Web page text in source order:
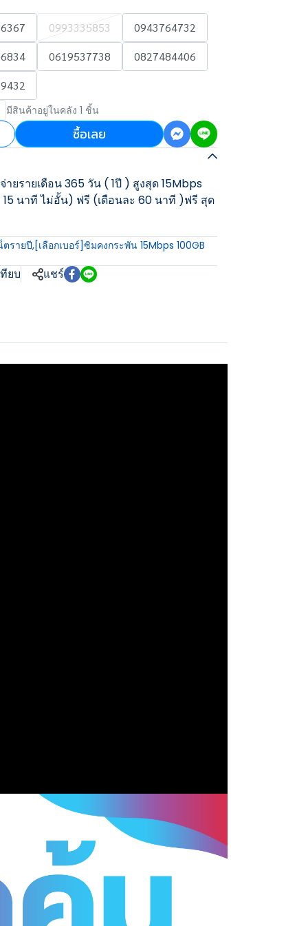
0993335853
0943764732
0619537738
0827484406
มีสินค้าอยู่ในคลัง 1 ชิ้น
ซื้อเลย
ยรายเดือน 365 วัน ( 1ปี ) สูงสุด 15Mbps
นาที ไม่อั้น) ฟรี (เดือนละ 60 นาที )ฟรี สุด
ตรายปี,[เลือกเบอร์]ซิมคงกระพัน 15Mbps 100GB
ยบ แชร์